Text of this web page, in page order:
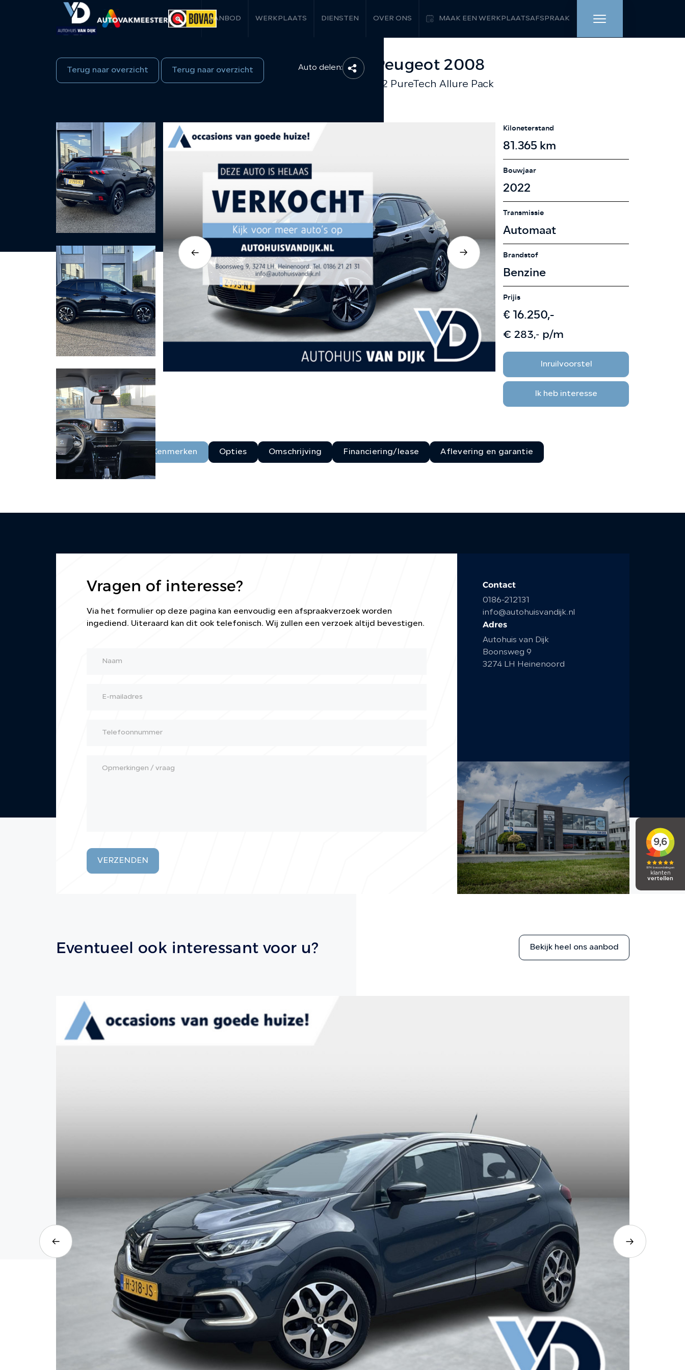
AANBOD WERKPLAATS DIENSTEN OVER ONS MAAK EEN WERKPLAATSAFSPRAAK
DIENSTEN
OVER ONS
VERKOCHT
CONTACT
Terug naar overzicht Terug naar overzicht Auto delen: Peugeot 2008
1.2 PureTech Allure Pack
Kiloneterstand
81.365 km
Bouwjaar
2022
Transmissie
Automaat
Brandstof
Benzine
Prijis
€ 16.250,-
€ 283,- p/m
Inruilvoorstel
Ik heb interesse
Kenmerken Opties Omschrijving Financiering/lease Aflevering en garantie
Vragen of interesse?
Via het formulier op deze pagina kan eenvoudig een afspraakverzoek worden
ingediend. Uiteraard kan dit ook telefonisch. Wij zullen een verzoek altijd bevestigen.
VERZENDEN
Contact
0186-212131
info@autohuisvandijk.nl
Adres
Autohuis van Dijk
Boonsweg 9
3274 LH Heinenoord
Eventueel ook interessant voor u? Bekijk heel ons aanbod